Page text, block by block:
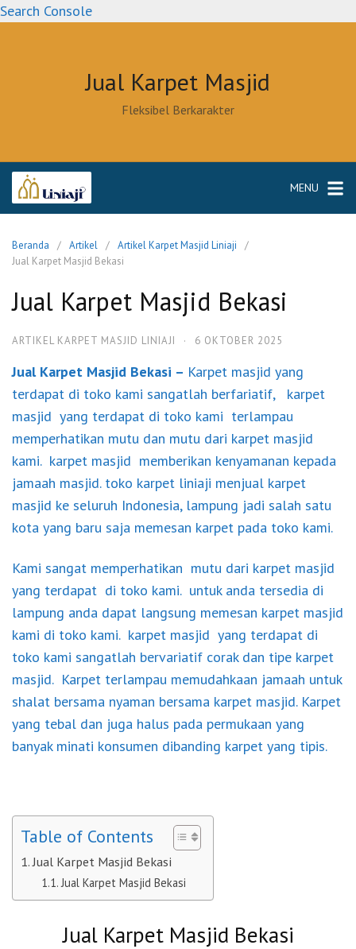
Search ConsoleLangsung
Jual Karpet Masjid
Fleksibel Berkarakter
MENU
Beranda Artikel
Artikel Karpet Masjid Liniaji
Jual Karpet Masjid Bekasi
Jual Karpet Masjid Bekasi
ARTIKEL KARPET MASJID LINIAJI · 6 OKTOBER 2025
Jual Karpet Masjid Bekasi – Karpet masjid yang
terdapat di toko kami sangatlah berfariatif, karpet
masjid yang terdapat di toko kami terlampau
memperhatikan mutu dan mutu dari karpet masjid
kami. karpet masjid memberikan kenyamanan kepada
jamaah masjid. toko karpet liniaji menjual karpet
masjid ke seluruh Indonesia, lampung jadi salah satu
kota yang baru saja memesan karpet pada toko kami.
Kami sangat memperhatikan mutu dari karpet masjid
yang terdapat di toko kami. untuk anda tersedia di
lampung anda dapat langsung memesan karpet masjid
kami di toko kami. karpet masjid yang terdapat di
toko kami sangatlah bervariatif corak dan tipe karpet
masjid. Karpet terlampau memudahkaan jamaah untuk
shalat bersama nyaman bersama karpet masjid. Karpet
yang tebal dan juga halus pada permukaan yang
banyak minati konsumen dibanding karpet yang tipis.
Table of Contents
Jual Karpet Masjid Bekasi
Jual Karpet Masjid Bekasi
Jual Karpet Masjid Bekasi